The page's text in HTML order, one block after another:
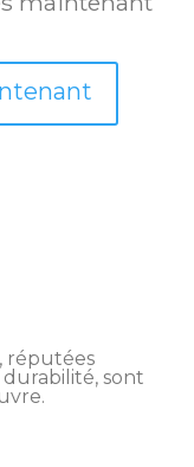
réputées
sont